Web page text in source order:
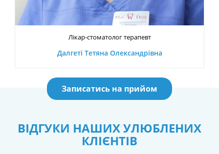
Лікар-стоматолог терапевт
Далгеті Тетяна Олександрівна
Записатись на прийом
ВІДГУКИ НАШИХ УЛЮБЛЕНИХ
КЛІЄНТІВ